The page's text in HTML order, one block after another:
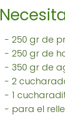
- 250 gr de
- 250 gr de
- 350 gr de
- 2
- 1
- para el